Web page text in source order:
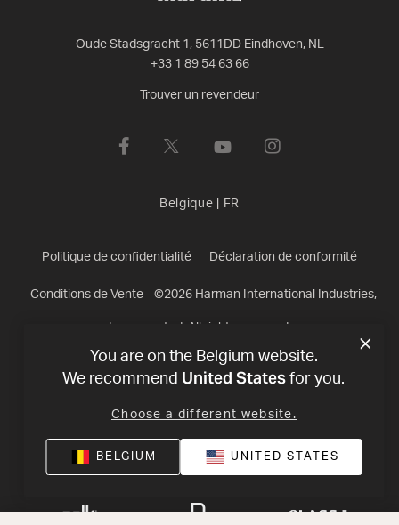
Oude Stadsgracht 1, 5611DD Eindhoven, NL
+33 1 89 54 63 66
Trouver un revendeur
Belgique FR
Politique de confidentialité Déclaration de conformité
Conditions de Vente ©2026Harman International Industries,
Incorporated. All rights reserved.
You are on the Belgium website.
We recommend United States for you.
Choose a different website.
BELGIUM UNITED STATES